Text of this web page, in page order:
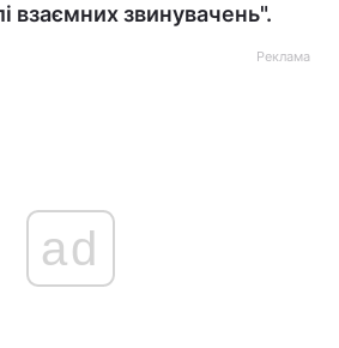
взаємних звинувачень".
Реклама
ad